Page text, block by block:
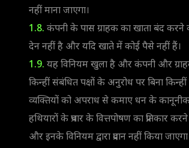
नहीं माना जाएगा।
1.8. कंपनी के पास ग्राहक का खाता बंद करने
देन नहीं है और यदि खाते में कोई पैसे नहीं हैं।
1.9. यह विनियम खुला है और कंपनी और
किन्हीं संबंधित पक्षों के अनुरोध पर बिना
व्यक्तियों को अपराध से कमाए धन के
हथियारों के प्रचार के वित्तपोषण का
और इनके विनियम द्वारा प्रदान नहीं किया